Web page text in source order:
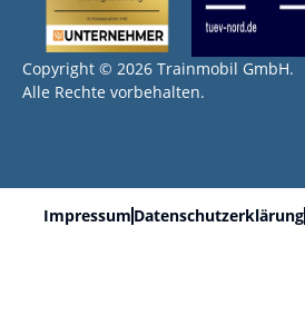
Copyright © 2026 Trainmobil GmbH.
Alle Rechte vorbehalten.
Impressum Datenschutzerklärung